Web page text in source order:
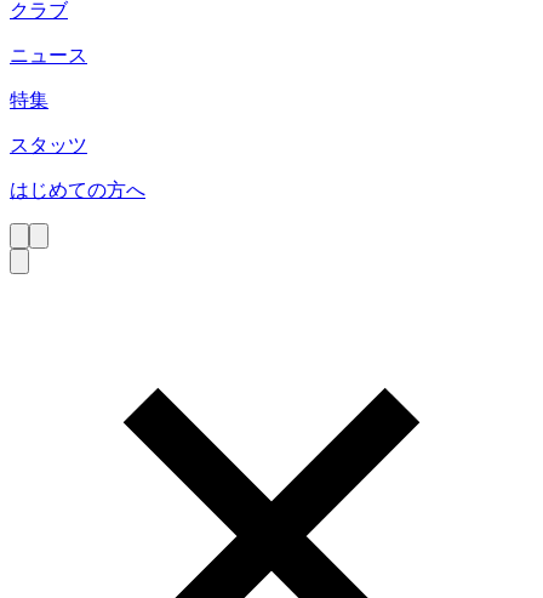
クラブ
ニュース
特集
スタッツ
はじめての方へ